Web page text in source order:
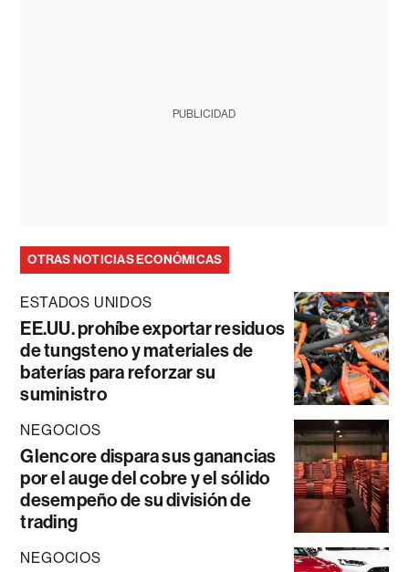
PUBLICIDAD
OTRAS NOTICIAS ECONÓMICAS
ESTADOS UNIDOS
EE.UU. prohíbe exportar residuos
de tungsteno y materiales de
baterías para reforzar su
suministro
NEGOCIOS
Glencore dispara sus ganancias
por el auge del cobre y el sólido
desempeño de su división de
trading
NEGOCIOS